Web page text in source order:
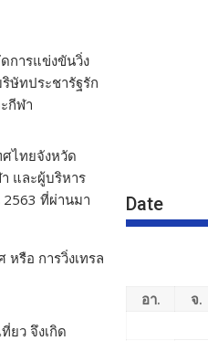
การแข่งขันวิ่ง
ษัทประชารัฐรัก
กีฬา
ไทยจังหวัด
และผู้บริหาร
2563 ที่ผ่านมา
รือ การวิ่งเทรล
ยว จึงเกิด
Date
อา. จ.